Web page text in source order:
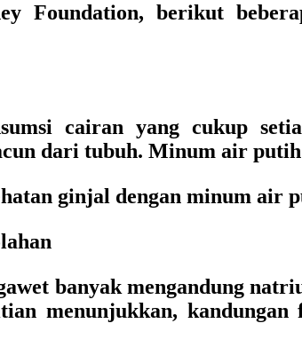
Foundation, berikut
cairan yang cukup
dari tubuh. Minum air
ginjal dengan minum air
banyak mengandung
menunjukkan,